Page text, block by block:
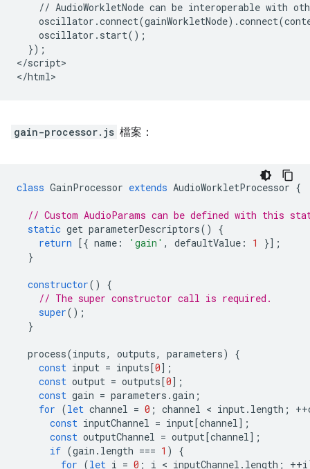
// AudioWorkletNode can be interoperable with
    oscillator.start();
  });
</script>
gain-processor.js 檔案：
class GainProcessor extends AudioWorkletProcessor {
// Custom AudioParams can be defined with this
static get parameterDescriptors()
{
return
[{ name : 'gain' , defaultValue : 1
}];
}
constructor()
{
// The super constructor call is required.
super();
}
process(inputs, outputs, parameters)
{
const input = inputs [0];
const output = outputs [0];
const gain = parameters .gain ;
for (let channel = 0 ; channel < input. length ; ++
const inputChannel = input [channel];
const outputChannel = output [channel];
if (gain . length === 1 )
{
for (let i = 0 ; i < inputChannel . length ; ++i